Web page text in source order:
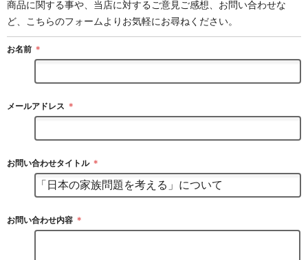
商品に関する事や、当店に対するご意見ご感想、お問い合わせな
ど、こちらのフォームよりお気軽にお尋ねください。
お名前 ＊
メールアドレス ＊
お問い合わせタイトル ＊
お問い合わせ内容 ＊